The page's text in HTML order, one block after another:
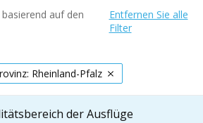
auf den
Entfernen Sie alle
Filter
Rheinland-Pfalz
der Ausflüge